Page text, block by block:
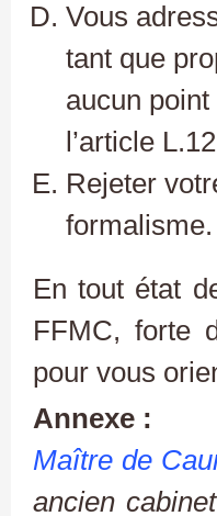
Vous
tant que
aucun
l’article
Rejeter
formalisme.
En tout état
FFMC, forte
pour vous
Annexe :
Maître de
ancien